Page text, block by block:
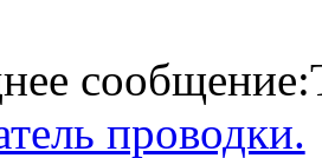
проводки.